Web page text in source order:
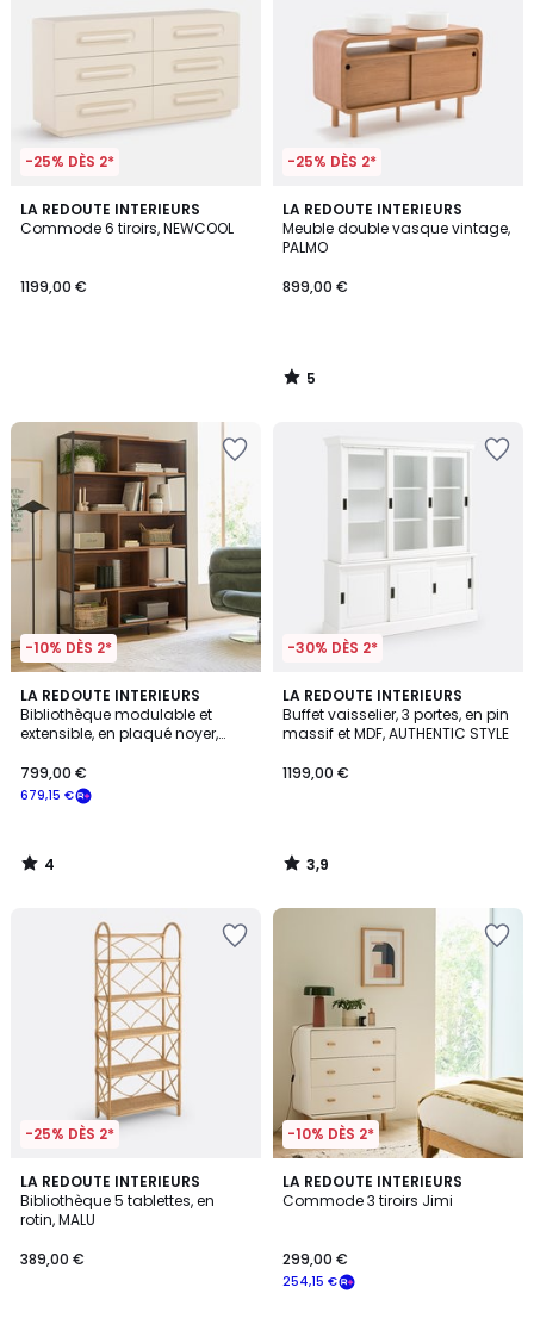
-25% DÈS 2*
LA REDOUTE INTERIEURS
Commode 6 tiroirs, NEWCOOL
1199,00 €
-25% DÈS 2*
LA REDOUTE INTERIEURS
Meuble double vasque vintage,
PALMO
899,00 €
5
/
5
5
/
-10% DÈS 2*
LA REDOUTE INTERIEURS
Bibliothèque modulable et
extensible, en plaqué noyer,
679,15 €
799,00 €
4
/
5
4
/
-30% DÈS 2*
LA REDOUTE INTERIEURS
Buffet vaisselier, 3 portes, en pin
massif et MDF, AUTHENTIC STYLE
1199,00 €
3,9
/ 5
3,9
/
-25% DÈS 2*
LA REDOUTE INTERIEURS
Bibliothèque 5 tablettes, en
rotin, MALU
389,00 €
4,8
/ 5
-10% DÈS 2*
LA REDOUTE INTERIEURS
Commode 3 tiroirs Jimi
254,15 €
299,00 €
3,8
/ 5
2
Couleurs